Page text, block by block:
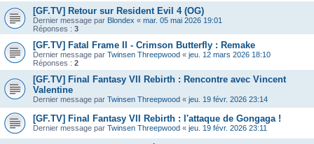
[GF.TV] Retour sur Resident Evil 4 (OG)
Dernier message par Blondex « mar. 05 mai 2026 19:01
Réponses : 3
[GF.TV] Fatal Frame II - Crimson Butterfly : Remake
Dernier message par Twinsen Threepwood « jeu. 12 mars 2026 18:10
Réponses : 2
[GF.TV] Final Fantasy VII Rebirth : Rencontre avec Vincent
Valentine
Dernier message par Twinsen Threepwood « jeu. 19 févr. 2026 23:14
[GF.TV] Final Fantasy VII Rebirth : l'attaque de Gongaga !
Dernier message par Twinsen Threepwood « jeu. 19 févr. 2026 23:11